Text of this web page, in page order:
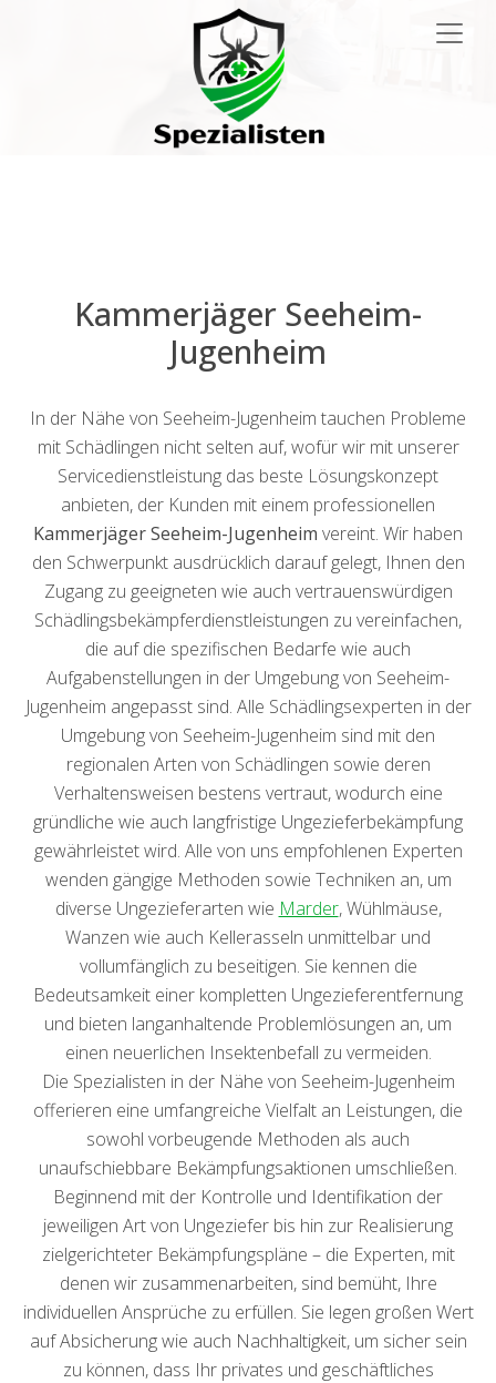
Kammerjäger Seeheim-
Jugenheim
In der Nähe von Seeheim-Jugenheim tauchen Probleme
mit Schädlingen nicht selten auf, wofür wir mit unserer
Servicedienstleistung das beste Lösungskonzept
anbieten, der Kunden mit einem professionellen
Kammerjäger Seeheim-Jugenheim vereint. Wir haben
den Schwerpunkt ausdrücklich darauf gelegt, Ihnen den
Zugang zu geeigneten wie auch vertrauenswürdigen
Schädlingsbekämpferdienstleistungen zu vereinfachen,
die auf die spezifischen Bedarfe wie auch
Aufgabenstellungen in der Umgebung von Seeheim-
Jugenheim angepasst sind. Alle Schädlingsexperten in der
Umgebung von Seeheim-Jugenheim sind mit den
regionalen Arten von Schädlingen sowie deren
Verhaltensweisen bestens vertraut, wodurch eine
gründliche wie auch langfristige Ungezieferbekämpfung
gewährleistet wird. Alle von uns empfohlenen Experten
wenden gängige Methoden sowie Techniken an, um
diverse Ungezieferarten wie Marder, Wühlmäuse,
Wanzen wie auch Kellerasseln unmittelbar und
vollumfänglich zu beseitigen. Sie kennen die
Bedeutsamkeit einer kompletten Ungezieferentfernung
und bieten langanhaltende Problemlösungen an, um
einen neuerlichen Insektenbefall zu vermeiden.
Die Spezialisten in der Nähe von Seeheim-Jugenheim
offerieren eine umfangreiche Vielfalt an Leistungen, die
sowohl vorbeugende Methoden als auch
unaufschiebbare Bekämpfungsaktionen umschließen.
Beginnend mit der Kontrolle und Identifikation der
jeweiligen Art von Ungeziefer bis hin zur Realisierung
zielgerichteter Bekämpfungspläne – die Experten, mit
denen wir zusammenarbeiten, sind bemüht, Ihre
individuellen Ansprüche zu erfüllen. Sie legen großen Wert
auf Absicherung wie auch Nachhaltigkeit, um sicher sein
zu können, dass Ihr privates und geschäftliches